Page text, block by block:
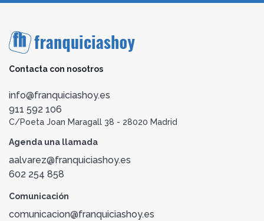
Contacta con nosotros
info@franquiciashoy.es
911 592 106
C/Poeta Joan Maragall 38 - 28020 Madrid
Agenda una llamada
aalvarez@franquiciashoy.es
602 254 858
Comunicación
comunicacion@franquiciashoy.es